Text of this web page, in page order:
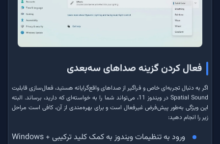
فعال کردن گزینه صداهای سه‌بعدی
اگر به دنبال تجربه‌ای خاص و فراگیر از صداهای واقع‌گرایانه هستید، فعال‌سازی قابلیت
Spatial Sound در ویندوز 11، می‌تواند شما را به خواسته‌ای که دارید، برساند. البته
این ویژگی به‌طور پیش‌فرض غیرفعال است و برای بهره‌مندی از آن، کافی است مراحل
زیر را انجام دهید:
ورود به تنظیمات ویندوز به کمک کلید ترکیبی Windows +